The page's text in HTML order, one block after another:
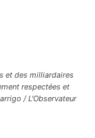
et des milliardaires
respectées et
/ L'Observateur